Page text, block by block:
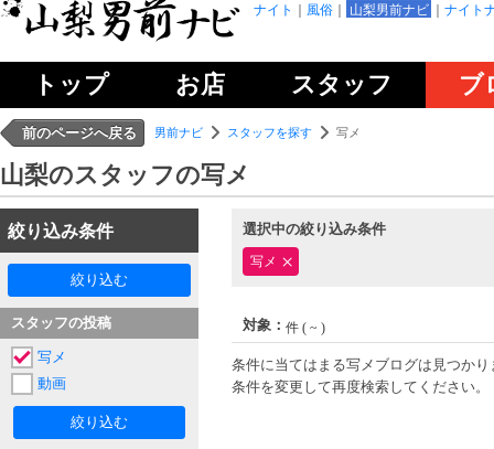
ナイト 風俗 山梨男前ナビ ナイト
トップ お店 スタッフ ブ
前のページへ戻る 男前ナビ スタッフを探す 写メ
山梨のスタッフの写メ
選択中の絞り込み条件
写メ
対象： 件 ( ~ )
条件に当てはまる写メブログは見つか
条件を変更して再度検索してください。
絞り込み条件
絞り込む
スタッフの投稿
写メ
動画
絞り込む